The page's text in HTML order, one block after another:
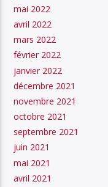
mai 2022
avril 2022
mars 2022
février 2022
janvier 2022
décembre 2021
novembre 2021
octobre 2021
septembre 2021
juin 2021
mai 2021
avril 2021